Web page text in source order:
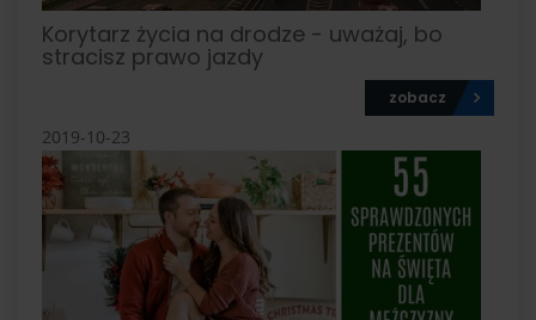
Korytarz życia na drodze - uważaj, bo
stracisz prawo jazdy
zobacz
2019-10-23